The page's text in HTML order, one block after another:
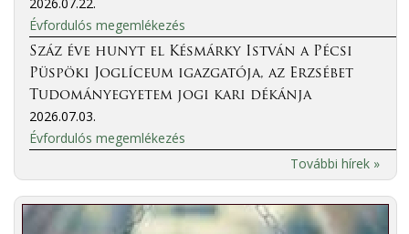
Évfordulós megemlékezés
Száz éve hunyt el Késmárky István a Pécsi
Püspöki Joglíceum igazgatója, az Erzsébet
Tudományegyetem jogi kari dékánja
2026.07.03.
Évfordulós megemlékezés
További hírek »